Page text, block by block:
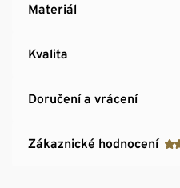
Materiál
Kvalita
Doručení a vrácení
Zákaznické hodnocení